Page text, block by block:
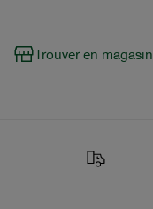
Trouver en magasin